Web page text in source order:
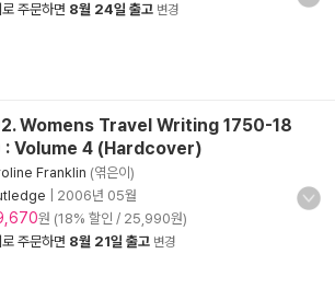
로 주문하면 8월 24일 출고 변경
Womens Travel Writing 1750-18
: Volume 4 (Hardcover)
Franklin (엮은이)
2006년 05월
원 (18% 할인 / 25,990원)
로 주문하면 8월 21일 출고 변경